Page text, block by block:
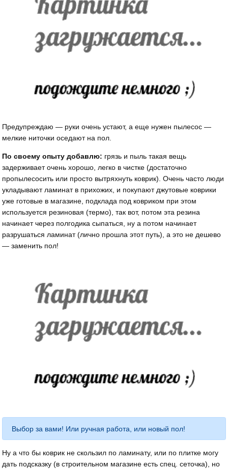
Предупреждаю — руки очень устают, а еще нужен пылесос —
мелкие ниточки оседают на пол.
По своему опыту добавлю: грязь и пыль такая вещь
задерживает очень хорошо, легко в чистке (достаточно
пропылесосить или просто вытряхнуть коврик). Очень часто люди
укладывают ламинат в прихожих, и покупают джутовые коврики
уже готовые в магазине, подклада под ковриком при этом
используется резиновая (термо), так вот, потом эта резина
начинает через полгодика сыпаться, ну а потом начинает
разрушаться ламинат (лично прошла этот путь), а это не дешево
— заменить пол!
Выбор за вами! Или ручная работа, или новый пол!
Ну а что бы коврик не скользил по ламинату, или по плитке могу
дать подсказку (в строительном магазине есть спец. сеточка), но